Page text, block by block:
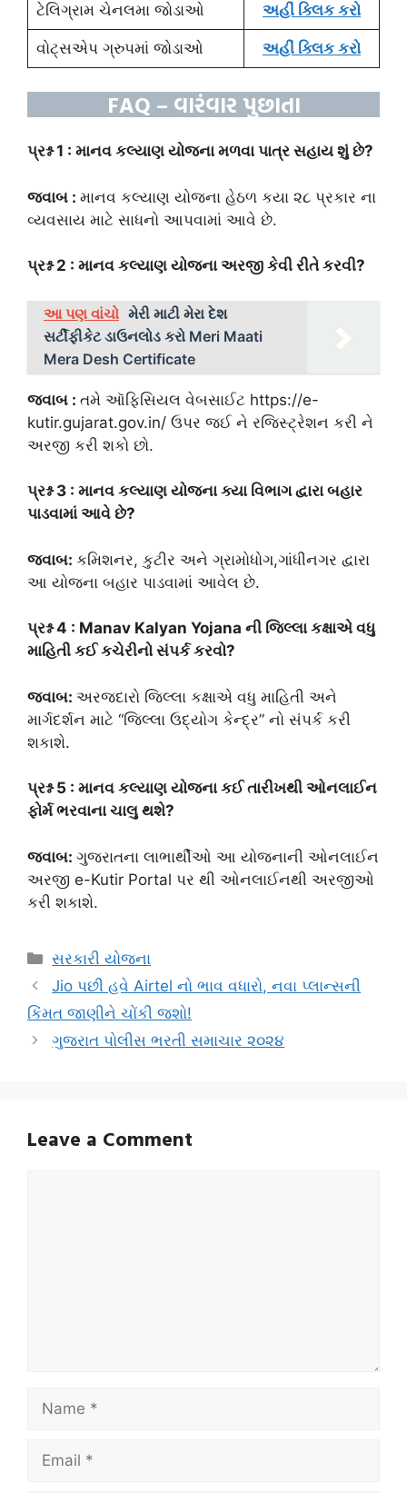
ટેલિગ્રામ ચેનલમા જોડાઓ અહીં ક્લિક કરો
વોટ્સએપ ગ્રુપમાં જોડાઓ અહીં ક્લિક કરો
FAQ – વારંવાર પુછાતા
પ્રશ્ન 1 : માનવ કલ્યાણ યોજના મળવા પાત્ર સહાય શું છે?
જવાબ : માનવ કલ્યાણ યોજના હેઠળ કયા ૨૮ પ્રકાર ના
વ્યવસાય માટે સાધનો આપવામાં આવે છે.
પ્રશ્ન 2 : માનવ કલ્યાણ યોજના અરજી કેવી રીતે કરવી?
આ પણ વાંચો મેરી માટી મેરા દેશ
સર્ટીફીકેટ ડાઉનલોડ કરો Meri Maati
Mera Desh Certificate
જવાબ : તમે ઑફિસિયલ વેબસાઈટ https://e-
kutir.gujarat.gov.in/ ઉપર જઈ ને રજિસ્ટ્રેશન કરી ને
અરજી કરી શકો છો.
પ્રશ્ન 3 : માનવ કલ્યાણ યોજના ક્યા વિભાગ દ્વારા બહાર
પાડવામાં આવે છે?
જવાબ: કમિશનર, કુટીર અને ગ્રામોધોગ,ગાંધીનગર દ્વારા
આ યોજના બહાર પાડવામાં આવેલ છે.
પ્રશ્ન 4 : Manav Kalyan Yojana ની જિલ્લા કક્ષાએ વધુ
માહિતી કઈ કચેરીનો સંપર્ક કરવો?
જવાબ: અરજદારો જિલ્લા કક્ષાએ વધુ માહિતી અને
માર્ગદર્શન માટે “જિલ્લા ઉદ્યોગ કેન્દ્ર” નો સંપર્ક કરી
શકાશે.
પ્રશ્ન 5 : માનવ કલ્યાણ યોજના કઈ તારીખથી ઓનલાઈન
ફોર્મ ભરવાના ચાલુ થશે?
જવાબ: ગુજરાતના લાભાર્થીઓ આ યોજનાની ઓનલાઈન
અરજી e-Kutir Portal પર થી ઓનલાઈનથી અરજીઓ
કરી શકાશે.
Categories
સરકારી યોજના
Jio પછી હવે Airtel નો ભાવ વધારો, નવા પ્લાન્સની
કિંમત જાણીને ચોંકી જશો!
ગુજરાત પોલીસ ભરતી સમાચાર ૨૦૨૪
Leave a Comment